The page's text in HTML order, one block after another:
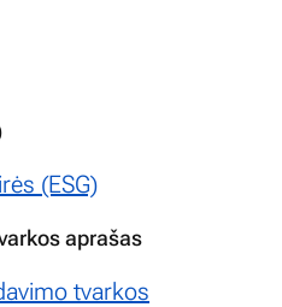
(ESG)
aprašas
tvarkos